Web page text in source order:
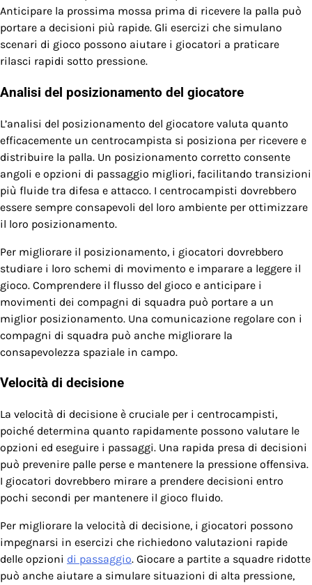
Anticipare la prossima mossa prima di ricevere la palla può
portare a decisioni più rapide. Gli esercizi che simulano
scenari di gioco possono aiutare i giocatori a praticare
rilasci rapidi sotto pressione.
Analisi del posizionamento del giocatore
L’analisi del posizionamento del giocatore valuta quanto
efficacemente un centrocampista si posiziona per ricevere e
distribuire la palla. Un posizionamento corretto consente
angoli e opzioni di passaggio migliori, facilitando transizioni
più fluide tra difesa e attacco. I centrocampisti dovrebbero
essere sempre consapevoli del loro ambiente per ottimizzare
il loro posizionamento.
Per migliorare il posizionamento, i giocatori dovrebbero
studiare i loro schemi di movimento e imparare a leggere il
gioco. Comprendere il flusso del gioco e anticipare i
movimenti dei compagni di squadra può portare a un
miglior posizionamento. Una comunicazione regolare con i
compagni di squadra può anche migliorare la
consapevolezza spaziale in campo.
Velocità di decisione
La velocità di decisione è cruciale per i centrocampisti,
poiché determina quanto rapidamente possono valutare le
opzioni ed eseguire i passaggi. Una rapida presa di decisioni
può prevenire palle perse e mantenere la pressione offensiva.
I giocatori dovrebbero mirare a prendere decisioni entro
pochi secondi per mantenere il gioco fluido.
Per migliorare la velocità di decisione, i giocatori possono
impegnarsi in esercizi che richiedono valutazioni rapide
delle opzioni di passaggio. Giocare a partite a squadre ridotte
può anche aiutare a simulare situazioni di alta pressione,